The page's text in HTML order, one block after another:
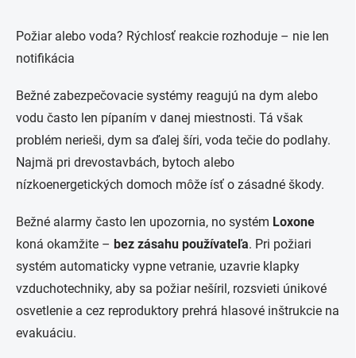
Požiar alebo voda? Rýchlosť reakcie rozhoduje – nie len
notifikácia
Bežné zabezpečovacie systémy reagujú na dym alebo
vodu často len pípaním v danej miestnosti. Tá však
problém nerieši, dym sa ďalej šíri, voda tečie do podlahy.
Najmä pri drevostavbách, bytoch alebo
nízkoenergetických domoch môže ísť o zásadné škody.
Bežné alarmy často len upozornia, no systém Loxone
koná okamžite – bez zásahu používateľa. Pri požiari
systém automaticky vypne vetranie, uzavrie klapky
vzduchotechniky, aby sa požiar nešíril, rozsvieti únikové
osvetlenie a cez reproduktory prehrá hlasové inštrukcie na
evakuáciu.